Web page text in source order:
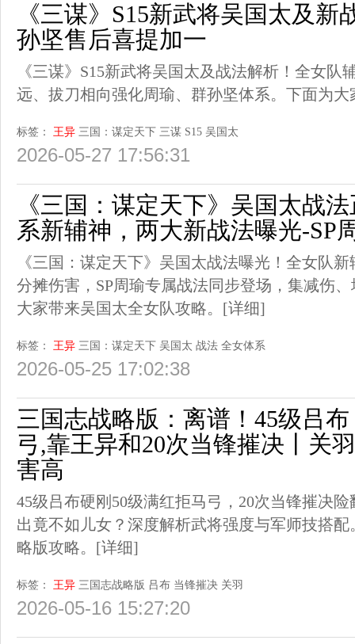
《三谋》S15新武将吴国太及新
孙坚售后喜提加一
《三谋》S15新武将吴国太及战法解析！全女队
远、拔刀相向强化周瑜、群孙坚体系。下面为大
标签： 王异 三国：谋定天下 三谋 S15 吴国太
2026-05-27 17:56:31
《三国：谋定天下》吴国太战
系新辅神，两大新战法曝光-SP
《三国：谋定天下》吴国太战法曝光！全女队
分摊伤害，SP周瑜专属战法同步登场，集减伤
大家带来吴国太全女队攻略。 [详细]
标签： 王异 三国：谋定天下 吴国太 战法 全女体系
2026-05-25 17:02:38
三国志战略版：离谱！45级吕
弓,靠王异和20次当锋摧决丨关
害高
45级吕布硬刚50级满红拒马弓，20次当锋摧决
出竟不如儿女？深度解析武将强度与军师技搭
略版攻略。 [详细]
标签： 王异 三国志战略版 吕布 当锋摧决 关羽
2026-05-16 15:27:20